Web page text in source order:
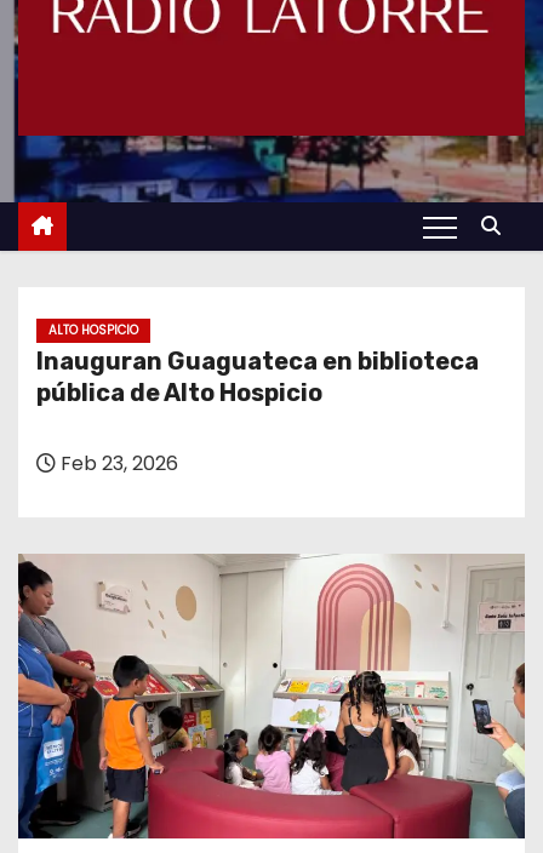
ALTO HOSPICIO
Inauguran Guaguateca en biblioteca
pública de Alto Hospicio
Feb 23, 2026